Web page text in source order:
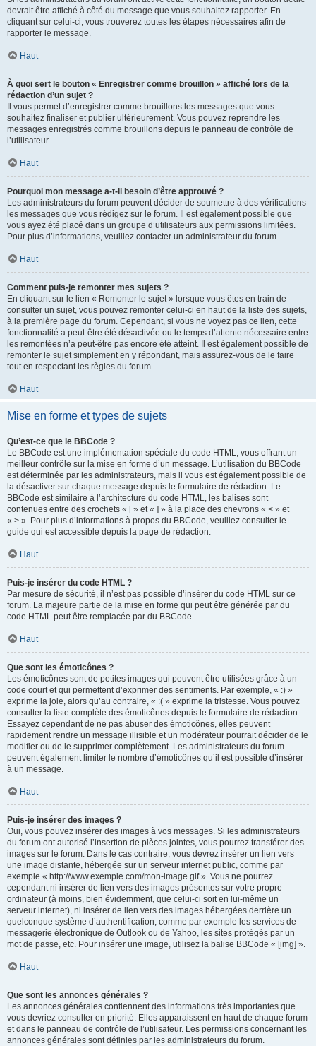
devrait être affiché à côté du message que vous souhaitez rapporter. En
cliquant sur celui-ci, vous trouverez toutes les étapes nécessaires afin de
rapporter le message.
Haut
À quoi sert le bouton « Enregistrer comme brouillon » affiché lors de la
rédaction d’un sujet ?
Il vous permet d’enregistrer comme brouillons les messages que vous
souhaitez finaliser et publier ultérieurement. Vous pouvez reprendre les
messages enregistrés comme brouillons depuis le panneau de contrôle de
l’utilisateur.
Haut
Pourquoi mon message a-t-il besoin d’être approuvé ?
Les administrateurs du forum peuvent décider de soumettre à des vérifications
les messages que vous rédigez sur le forum. Il est également possible que
vous ayez été placé dans un groupe d’utilisateurs aux permissions limitées.
Pour plus d’informations, veuillez contacter un administrateur du forum.
Haut
Comment puis-je remonter mes sujets ?
En cliquant sur le lien « Remonter le sujet » lorsque vous êtes en train de
consulter un sujet, vous pouvez remonter celui-ci en haut de la liste des sujets,
à la première page du forum. Cependant, si vous ne voyez pas ce lien, cette
fonctionnalité a peut-être été désactivée ou le temps d’attente nécessaire entre
les remontées n’a peut-être pas encore été atteint. Il est également possible de
remonter le sujet simplement en y répondant, mais assurez-vous de le faire
tout en respectant les règles du forum.
Haut
Mise en forme et types de sujets
Qu’est-ce que le BBCode ?
Le BBCode est une implémentation spéciale du code HTML, vous offrant un
meilleur contrôle sur la mise en forme d’un message. L’utilisation du BBCode
est déterminée par les administrateurs, mais il vous est également possible de
la désactiver sur chaque message depuis le formulaire de rédaction. Le
BBCode est similaire à l’architecture du code HTML, les balises sont
contenues entre des crochets « [ » et « ] » à la place des chevrons « < » et
« > ». Pour plus d’informations à propos du BBCode, veuillez consulter le
guide qui est accessible depuis la page de rédaction.
Haut
Puis-je insérer du code HTML ?
Par mesure de sécurité, il n’est pas possible d’insérer du code HTML sur ce
forum. La majeure partie de la mise en forme qui peut être générée par du
code HTML peut être remplacée par du BBCode.
Haut
Que sont les émoticônes ?
Les émoticônes sont de petites images qui peuvent être utilisées grâce à un
code court et qui permettent d’exprimer des sentiments. Par exemple, « :) »
exprime la joie, alors qu’au contraire, « :( » exprime la tristesse. Vous pouvez
consulter la liste complète des émoticônes depuis le formulaire de rédaction.
Essayez cependant de ne pas abuser des émoticônes, elles peuvent
rapidement rendre un message illisible et un modérateur pourrait décider de le
modifier ou de le supprimer complètement. Les administrateurs du forum
peuvent également limiter le nombre d’émoticônes qu’il est possible d’insérer
à un message.
Haut
Puis-je insérer des images ?
Oui, vous pouvez insérer des images à vos messages. Si les administrateurs
du forum ont autorisé l’insertion de pièces jointes, vous pourrez transférer des
images sur le forum. Dans le cas contraire, vous devrez insérer un lien vers
une image distante, hébergée sur un serveur internet public, comme par
exemple « http://www.exemple.com/mon-image.gif ». Vous ne pourrez
cependant ni insérer de lien vers des images présentes sur votre propre
ordinateur (à moins, bien évidemment, que celui-ci soit en lui-même un
serveur internet), ni insérer de lien vers des images hébergées derrière un
quelconque système d’authentification, comme par exemple les services de
messagerie électronique de Outlook ou de Yahoo, les sites protégés par un
mot de passe, etc. Pour insérer une image, utilisez la balise BBCode « [img] ».
Haut
Que sont les annonces générales ?
Les annonces générales contiennent des informations très importantes que
vous devriez consulter en priorité. Elles apparaissent en haut de chaque forum
et dans le panneau de contrôle de l’utilisateur. Les permissions concernant les
annonces générales sont définies par les administrateurs du forum.